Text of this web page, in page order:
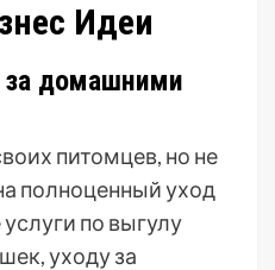
Идеи
за домашними
питомцев, но не
полноценный уход
по выгулу
уходу за